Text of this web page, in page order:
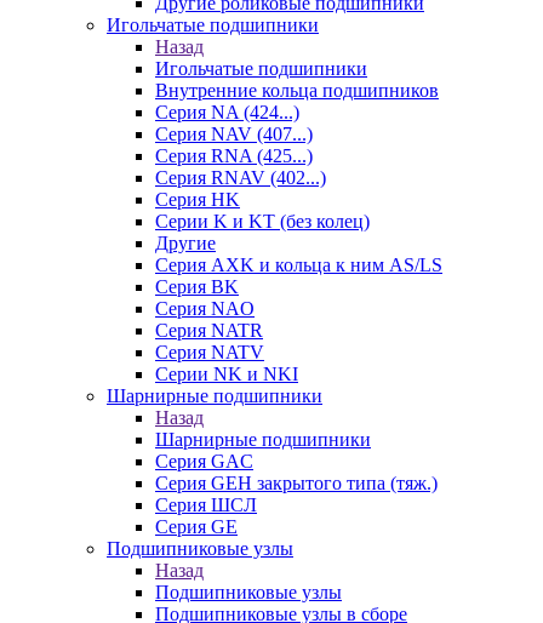
Игольчатые подшипники
Назад
Игольчатые подшипники
Внутренние кольца подшипников
Серия NA (424...)
Серия NAV (407...)
Серия RNA (425...)
Серия RNAV (402...)
Серия HK
Серии K и KT (без колец)
Другие
Серия AXK и кольца к ним AS/LS
Серия BK
Серия NAO
Серия NATR
Серия NATV
Серии NK и NKI
Шарнирные подшипники
Назад
Шарнирные подшипники
Серия GAC
Серия GEH закрытого типа (тяж.)
Серия ШСЛ
Серия GE
Подшипниковые узлы
Назад
Подшипниковые узлы
Подшипниковые узлы в сборе